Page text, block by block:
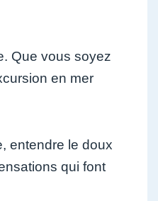
Que vous soyez
en mer
entendre le doux
qui font